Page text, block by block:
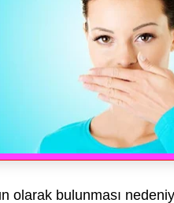
olarak bulunması